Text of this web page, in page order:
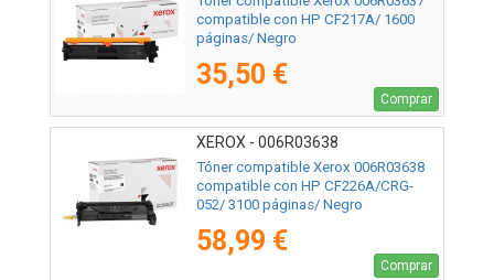
compatible con HP CF217A/ 1600
páginas/ Negro
35,50 €
Comprar
XEROX - 006R03638
Tóner compatible Xerox 006R03638
compatible con HP CF226A/CRG-
052/ 3100 páginas/ Negro
58,99 €
Comprar